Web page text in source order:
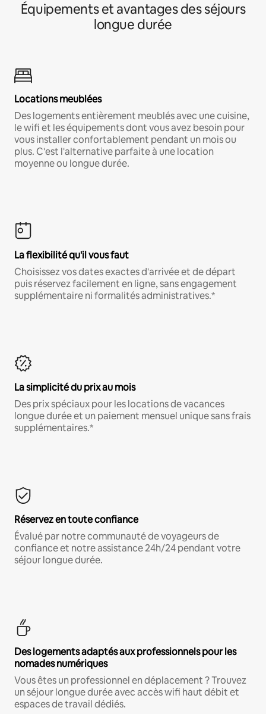
Équipements et avantages des séjours
longue durée
Locations meublées
Des logements entièrement meublés avec une cuisine,
le wifi et les équipements dont vous avez besoin pour
vous installer confortablement pendant un mois ou
plus. C'est l'alternative parfaite à une location
moyenne ou longue durée.
La flexibilité qu'il vous faut
Choisissez vos dates exactes d'arrivée et de départ
puis réservez facilement en ligne, sans engagement
supplémentaire ni formalités administratives.*
La simplicité du prix au mois
Des prix spéciaux pour les locations de vacances
longue durée et un paiement mensuel unique sans frais
supplémentaires.*
Réservez en toute confiance
Évalué par notre communauté de voyageurs de
confiance et notre assistance 24h/24 pendant votre
séjour longue durée.
Des logements adaptés aux professionnels pour les
nomades numériques
Vous êtes un professionnel en déplacement ? Trouvez
un séjour longue durée avec accès wifi haut débit et
espaces de travail dédiés.